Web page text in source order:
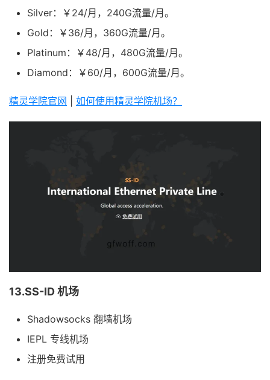
Silver：￥24/月，240G流量/月。
Gold：￥36/月，360G流量/月。
Platinum：￥48/月，480G流量/月。
Diamond：￥60/月，600G流量/月。
精灵学院官网 如何使用精灵学院机场？
13.SS-ID 机场
Shadowsocks 翻墙机场
IEPL 专线机场
注册免费试用